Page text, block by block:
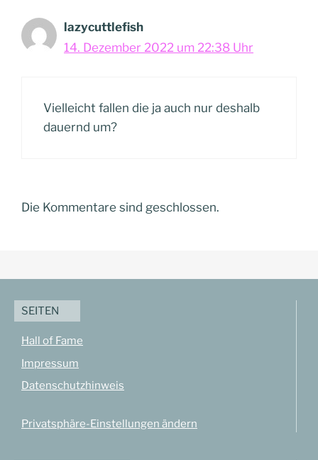
lazycuttlefish
14. Dezember 2022 um 22:38 Uhr
Vielleicht fallen die ja auch nur deshalb
dauernd um?
Die Kommentare sind geschlossen.
SEITEN
Hall of Fame
Impressum
Datenschutzhinweis
Privatsphäre-Einstellungen ändern